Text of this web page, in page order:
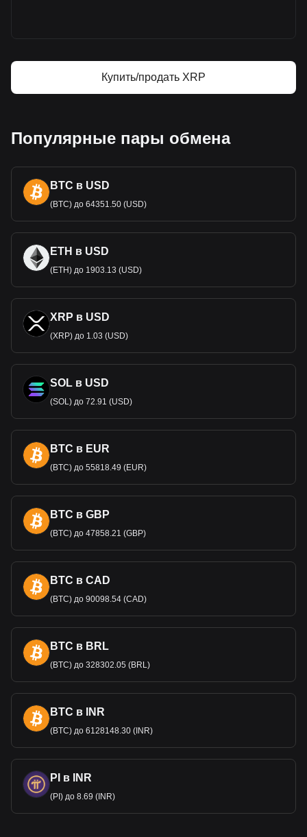
Купить/продать XRP
Популярные пары обмена
BTC в USD
(BTC) до 64351.50 (USD)
ETH в USD
(ETH) до 1903.13 (USD)
XRP в USD
(XRP) до 1.03 (USD)
SOL в USD
(SOL) до 72.91 (USD)
BTC в EUR
(BTC) до 55818.49 (EUR)
BTC в GBP
(BTC) до 47858.21 (GBP)
BTC в CAD
(BTC) до 90098.54 (CAD)
BTC в BRL
(BTC) до 328302.05 (BRL)
BTC в INR
(BTC) до 6128148.30 (INR)
PI в INR
(PI) до 8.69 (INR)